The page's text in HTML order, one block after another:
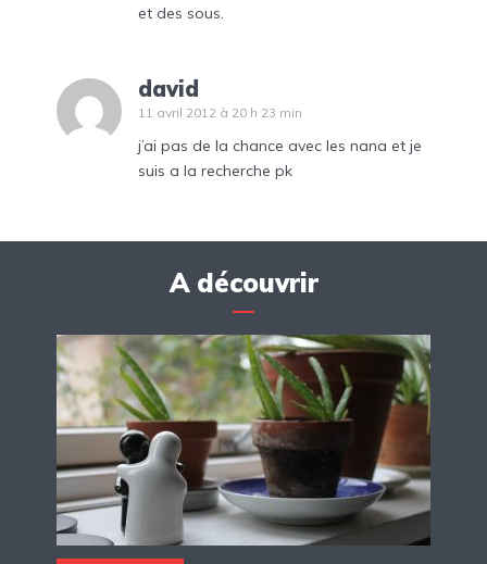
et des sous.
david
11 avril 2012 à 20 h 23 min
j’ai pas de la chance avec les nana et je
suis a la recherche pk
A découvrir